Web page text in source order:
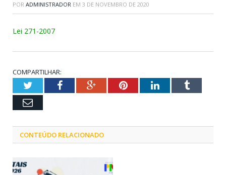
POR ADMINISTRADOR EM 3 DE NOVEMBRO DE 2020
Lei 271-2007
COMPARTILHAR:
TwitterFacebookGoogle+PinterestLinkedInTumblr
Email
CONTEÚDO RELACIONADO